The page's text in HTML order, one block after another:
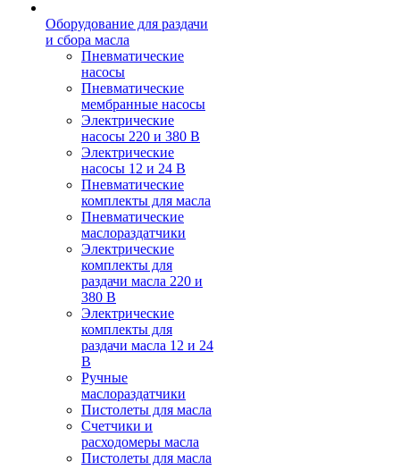
Оборудование для раздачи
и сбора масла
Пневматические
насосы
Пневматические
мембранные насосы
Электрические
насосы 220 и 380 В
Электрические
насосы 12 и 24 В
Пневматические
комплекты для масла
Пневматические
маслораздатчики
Электрические
комплекты для
раздачи масла 220 и
380 В
Электрические
комплекты для
раздачи масла 12 и 24
В
Ручные
маслораздатчики
Пистолеты для масла
Счетчики и
расходомеры масла
Пистолеты для масла